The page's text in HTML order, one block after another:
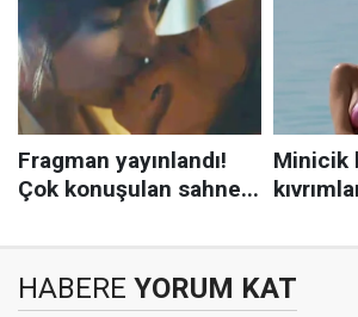
HABERE YORUM KAT